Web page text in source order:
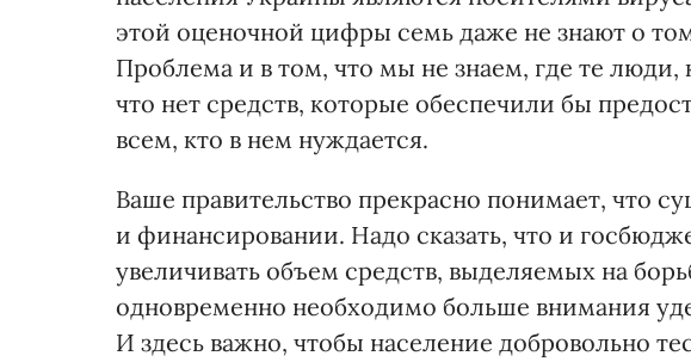
этой оценочной цифры семь даже не знают о
Проблема и в том, что мы не знаем, где те
что нет средств, которые обеспечили бы
всем, кто в нем нуждается.
Ваше правительство прекрасно понимает, что
и финансировании. Надо сказать, что и
увеличивать объем средств, выделяемых на
одновременно необходимо больше внимания
И здесь важно, чтобы население добровольно